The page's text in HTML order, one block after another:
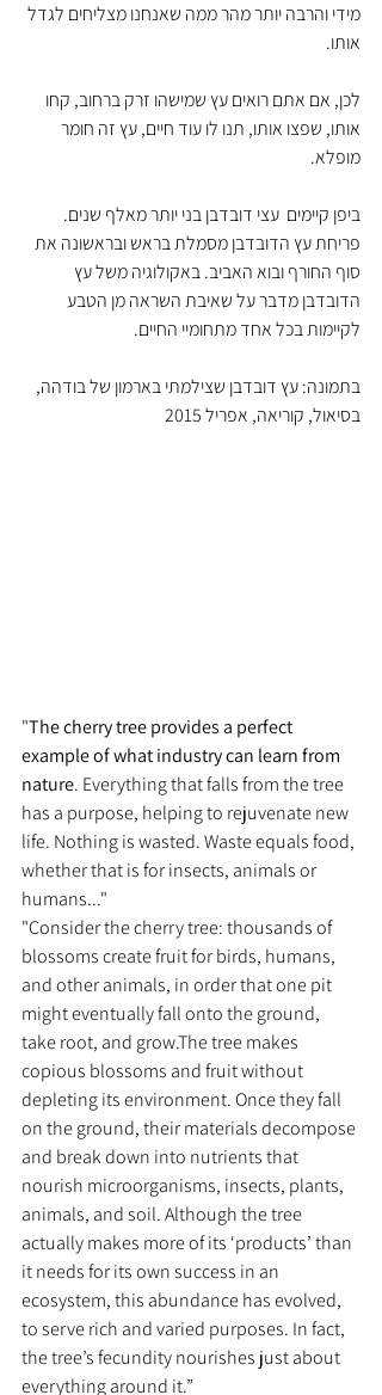
מידי והרבה יותר מהר ממה שאנחנו מצליחים לגדל
אותו.
לכן, אם אתם רואים עץ שמישהו זרק ברחוב, קחו
אותו, שפצו אותו, תנו לו עוד חיים, עץ זה חומר
מופלא.
ביפן קיימים  עצי דובדבן בני יותר מאלף שנים.
פריחת עץ הדובדבן מסמלת בראש ובראשונה את
סוף החורף ובוא האביב. באקולוגיה משל עץ
הדובדבן מדבר על שאיבת השראה מן הטבע
לקיימות בכל אחד מתחומיי החיים.
בתמונה: עץ דובדבן שצילמתי בארמון של בודהה,
בסיאול, קוריאה, אפריל 2015
"The cherry tree provides a perfect
example of what industry can learn from
nature. Everything that falls from the tree
has a purpose, helping to rejuvenate new
life. Nothing is wasted. Waste equals food,
whether that is for insects, animals or
humans..."
"Consider the cherry tree: thousands of
blossoms create fruit for birds, humans,
and other animals, in order that one pit
might eventually fall onto the ground,
take root, and grow.The tree makes
copious blossoms and fruit without
depleting its environment. Once they fall
on the ground, their materials decompose
and break down into nutrients that
nourish microorganisms, insects, plants,
animals, and soil. Although the tree
actually makes more of its ‘products’ than
it needs for its own success in an
ecosystem, this abundance has evolved,
to serve rich and varied purposes. In fact,
the tree’s fecundity nourishes just about
everything around it.”